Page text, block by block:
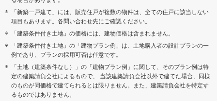
「新築一戸建て」には、販売住戸が複数の物件は、全ての住戸に該当しない
項目もあります。各問い合わせ先にご確認ください。
「建築条件付き土地」の価格には、建物価格は含まれません。
「建築条件付き土地」の「建物プラン例」は、土地購入者の設計プランの一
例であり、プランの採用可否は任意です。
「土地（建築条件なし）」の「建物プラン例」に関して、そのプラン例は特
定の建築請負会社によるもので、 当該建築請負会社以外で建てた場合、同様
のものが同価格で建てられるとは限りません。また、建築請負会社を特定す
るものではありません。